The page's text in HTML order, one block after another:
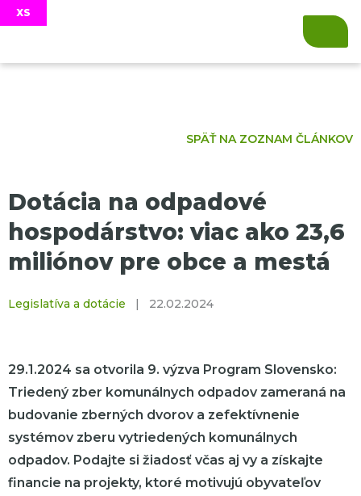
SPÄŤ NA ZOZNAM ČLÁNKOV
Dotácia na odpadové
hospodárstvo: viac ako 23,6
miliónov pre obce a mestá
Legislatíva a dotácie 22.02.2024
29.1.2024 sa otvorila 9. výzva Program Slovensko:
Triedený zber komunálnych odpadov zameraná na
budovanie zberných dvorov a zefektívnenie
systémov zberu vytriedených komunálnych
odpadov. Podajte si žiadosť včas aj vy a získajte
financie na projekty, ktoré motivujú obyvateľov